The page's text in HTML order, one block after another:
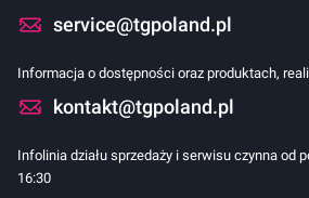
service@tgpoland.pl
Informacja o dostępności oraz produktach,
kontakt@tgpoland.pl
Infolinia działu sprzedaży i serwisu czynna od
16:30